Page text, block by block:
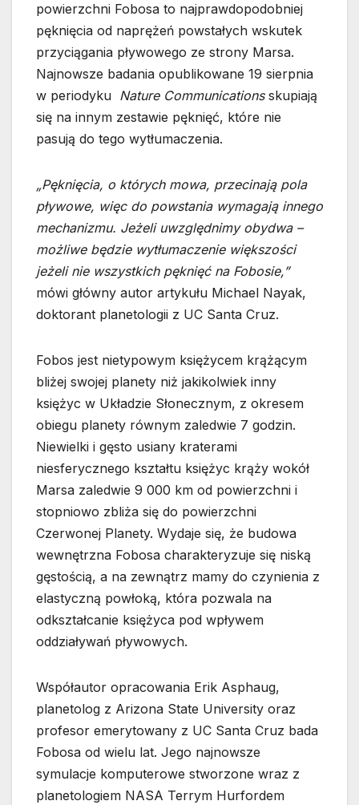
powierzchni Fobosa to najprawdopodobniej
pęknięcia od naprężeń powstałych wskutek
przyciągania pływowego ze strony Marsa.
Najnowsze badania opublikowane 19 sierpnia
w periodyku Nature Communicationsskupiają
się na innym zestawie pęknięć, które nie
pasują do tego wytłumaczenia.
„Pęknięcia, o których mowa, przecinają pola
pływowe, więc do powstania wymagają innego
mechanizmu. Jeżeli uwzględnimy obydwa –
możliwe będzie wytłumaczenie większości
jeżeli nie wszystkich pęknięć na Fobosie,”
mówi główny autor artykułu Michael Nayak,
doktorant planetologii z UC Santa Cruz.
Fobos jest nietypowym księżycem krążącym
bliżej swojej planety niż jakikolwiek inny
księżyc w Układzie Słonecznym, z okresem
obiegu planety równym zaledwie 7 godzin.
Niewielki i gęsto usiany kraterami
niesferycznego kształtu księżyc krąży wokół
Marsa zaledwie 9 000 km od powierzchni i
stopniowo zbliża się do powierzchni
Czerwonej Planety. Wydaje się, że budowa
wewnętrzna Fobosa charakteryzuje się niską
gęstością, a na zewnątrz mamy do czynienia z
elastyczną powłoką, która pozwala na
odkształcanie księżyca pod wpływem
oddziaływań pływowych.
Współautor opracowania Erik Asphaug,
planetolog z Arizona State University oraz
profesor emerytowany z UC Santa Cruz bada
Fobosa od wielu lat. Jego najnowsze
symulacje komputerowe stworzone wraz z
planetologiem NASA Terrym Hurfordem